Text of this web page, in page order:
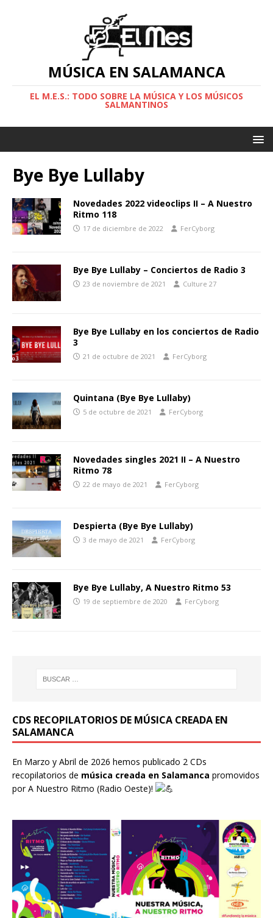
MÚSICA EN SALAMANCA
EL M.E.S.: TODO SOBRE LA MÚSICA Y LOS MÚSICOS
SALMANTINOS
Bye Bye Lullaby
Novedades 2022 videoclips II – A Nuestro
Ritmo 118
17 de diciembre de 2022 FerCyborg
Bye Bye Lullaby – Conciertos de Radio 3
23 de noviembre de 2021 Culture 27
Bye Bye Lullaby en los conciertos de Radio
3
21 de octubre de 2021 FerCyborg
Quintana (Bye Bye Lullaby)
5 de octubre de 2021 FerCyborg
Novedades singles 2021 II – A Nuestro
Ritmo 78
22 de mayo de 2021 FerCyborg
Despierta (Bye Bye Lullaby)
3 de mayo de 2021 FerCyborg
Bye Bye Lullaby, A Nuestro Ritmo 53
19 de septiembre de 2020 FerCyborg
CDS RECOPILATORIOS DE MÚSICA CREADA EN
SALAMANCA
En Marzo y Abril de 2026 hemos publicado 2 CDs
recopilatorios de música creada en Salamanca promovidos
porA Nuestro Ritmo (Radio Oeste)!